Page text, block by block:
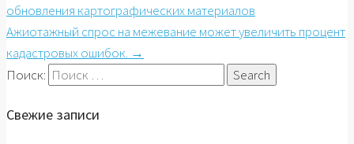
обновления картографических материалов
Ажиотажный спрос на межевание может увеличить процент
кадастровых ошибок. →
Поиск:
Свежие записи